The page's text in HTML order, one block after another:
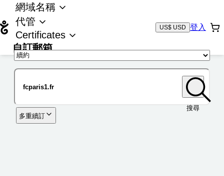
網域名稱
代管
Certificates
自訂郵箱
US$ USD 登入
搜尋
多重續訂